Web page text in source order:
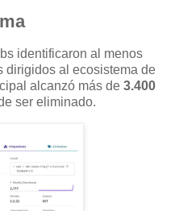
identificaron al menos
dirigidos al ecosistema de
alcanzó más de 3.400
ser eliminado.